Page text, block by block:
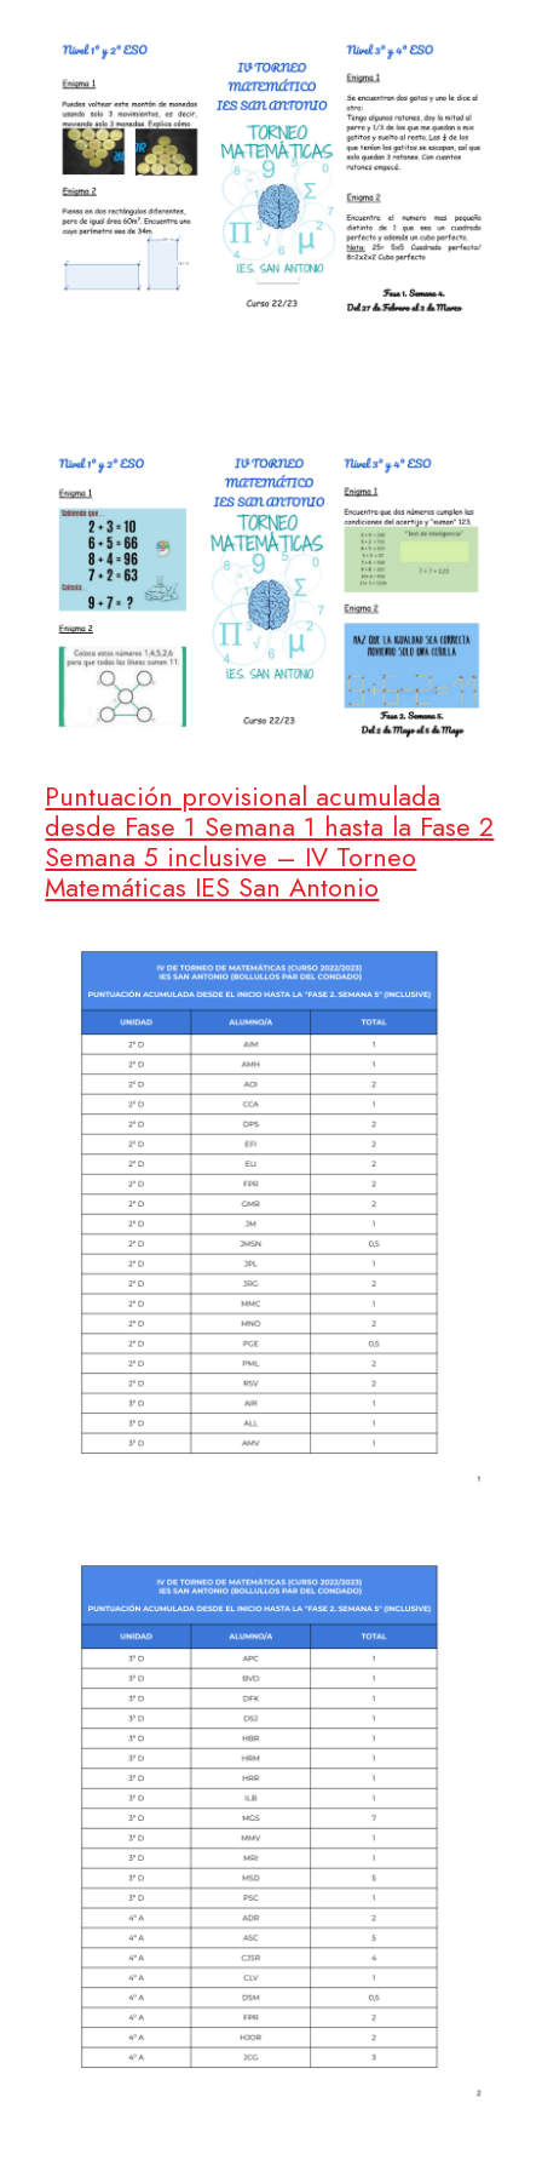
Puntuación provisional acumulada
desde Fase 1 Semana 1 hasta la Fase 2
Semana 5 inclusive – IV Torneo
Matemáticas IES San Antonio